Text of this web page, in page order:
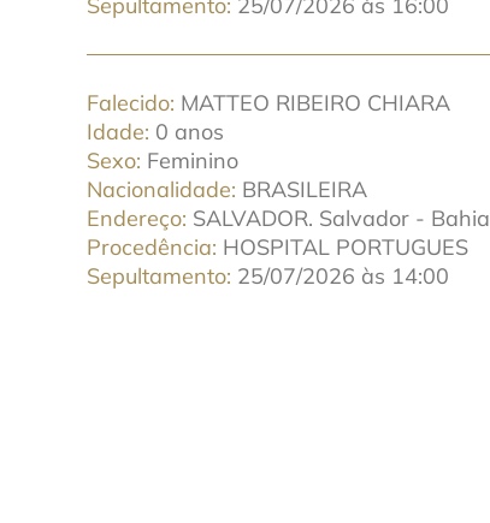
Falecido MATTEO RIBEIRO CHIARA
Idade 0 anos
Sexo Feminino
Nacionalidade BRASILEIRA
Endereço SALVADOR. Salvador - Bahia
Procedência HOSPITAL PORTUGUES
Sepultamento 25/07/2026 às 14:00